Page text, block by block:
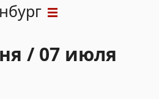
/ 07 июля